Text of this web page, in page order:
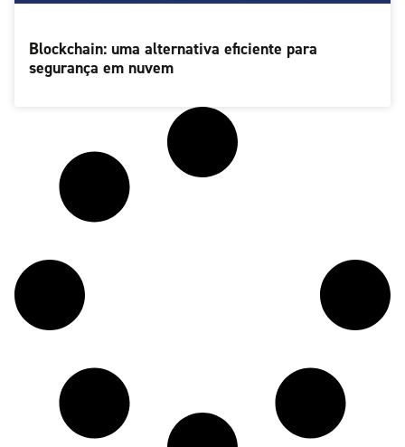
Blockchain: uma alternativa eficiente para
segurança em nuvem